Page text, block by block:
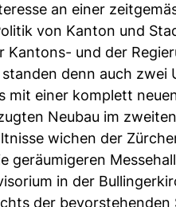
an einer
von Kanton und
Kantons- und der
denn auch zwei
mit einer komplett
Neubau im
wichen der
geräumigeren
in der
der